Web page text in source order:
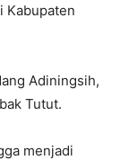
Kabupaten
Adiningsih,
Tutut.
menjadi